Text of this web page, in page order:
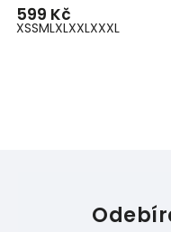
599 Kč
XSSMLXLXXLXXXL